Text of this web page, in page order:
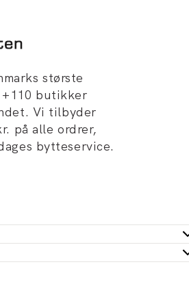
største
butikker
Vi tilbyder
på alle ordrer,
bytteservice.